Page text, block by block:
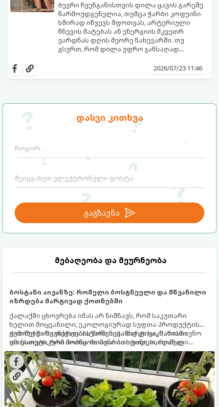
დასვი კითხვა
გაგზავნა
მებაღეობა და მეურნეობა
ბოსტანი აივანზე: რომელი ბოსტნეული და მწვანილი
იზრდება მარტივად ქოთნებში
ქალაქში ცხოვრება იმას არ ნიშნავს, რომ საკუთარი
ხელით მოყვანილი, ეკოლოგიურად სუფთა პროდუქტის
გემოზე უარი თქვათ. პატარა აივანიც კი საკმარისია
იმისათვის, რომ მოიწყოთ მინი-ბოსტანი, საიდანაც
ყოველდღიურად ახალ, არომატულ მწვანილსა და
ბოსტნეულს მოკრეფთ.
ქოთნებში მცენარეების მოშენება მარტივი, სასიამოვნო
და ესთეტიკური ჰობია. მთავარია იცოდეთ, რომელი
კულტურები ეგუებიან ქოთნის პირობებს ყველაზე კარგად
და როგორ მოუაროთ მათ სწორად.
ბევრი ჩვენგანისთვის დილა ყავის გარეშე
წარმოუდგენელია, თუმცა ჭარბი კოფეინი
ხშირად იწვევს შფოთვას, არტერიული
წნევის მატებას ან ენერგიის მკვეთრ
ვარდნას დღის მეორე ნახევარში. თუ
გსურთ, რომ დილა უფრო ჯანსაღად
შეინარჩუნოთ, ექსპერტები ყავის სამ
თქვენთვის სასურველი სასმელი:2026/07/23 11:46